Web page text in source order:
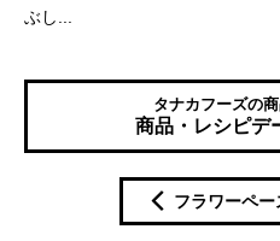
ぶし...
タナカフーズの
商品・レシピデ
フラワーペ